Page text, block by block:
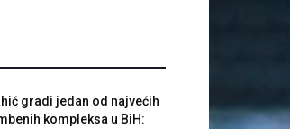
gradi jedan od najvećih
kompleksa u BiH: